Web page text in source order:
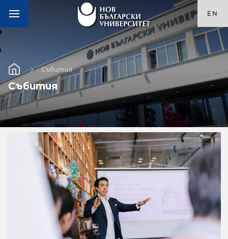
EN
Събития
Събития